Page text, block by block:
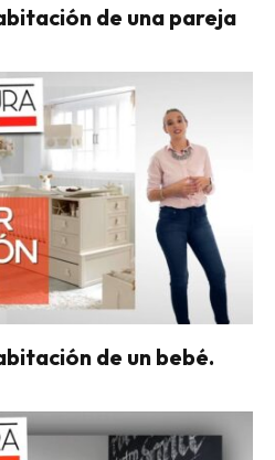
de una pareja
de un bebé.